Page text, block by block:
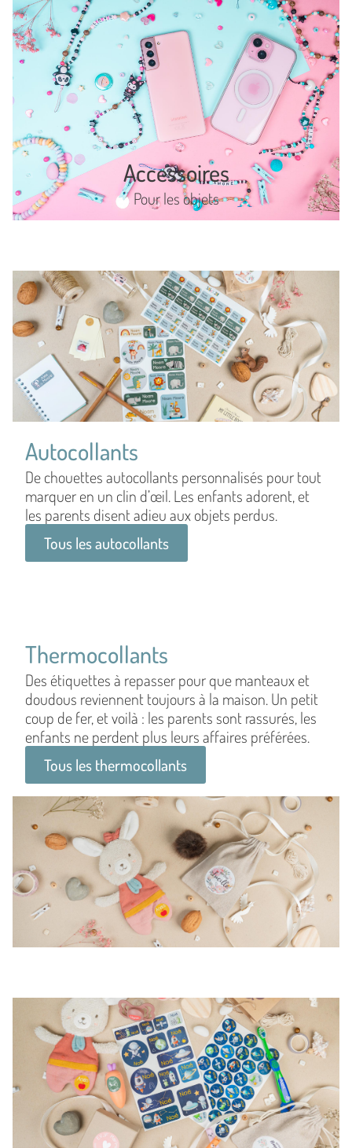
Accessoires
Pour les objets
Autocollants
De chouettes autocollants personnalisés pour tout
marquer en un clin d’œil. Les enfants adorent, et
les parents disent adieu aux objets perdus.
Tous les autocollants
Thermocollants
Des étiquettes à repasser pour que manteaux et
doudous reviennent toujours à la maison. Un petit
coup de fer, et voilà : les parents sont rassurés, les
enfants ne perdent plus leurs affaires préférées.
Tous les thermocollants